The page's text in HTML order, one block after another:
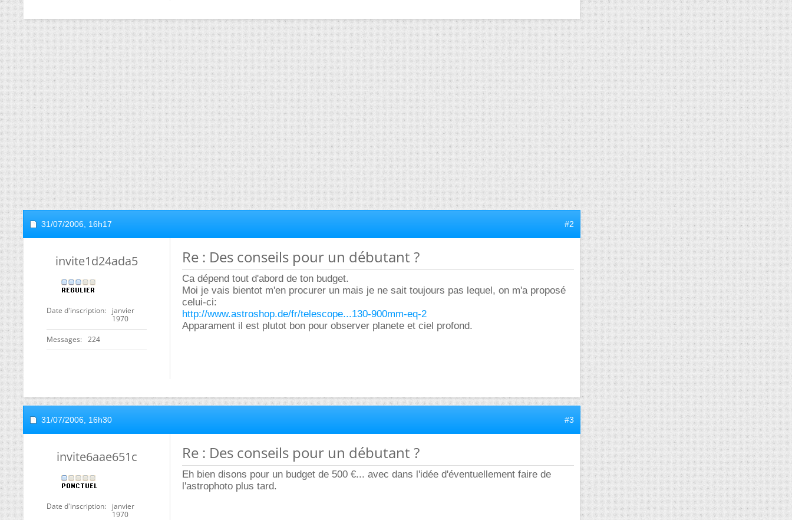
31/07/2006, 16h17 #2
invite1d24ada5
Date d'inscription
janvier
1970
Messages 224
Re : Des conseils pour un débutant ?
Ca dépend tout d'abord de ton budget.
Moi je vais bientot m'en procurer un mais je ne sait toujours pas lequel, on m'a proposé
celui-ci:
http://www.astroshop.de/fr/telescope...130-900mm-eq-2
Apparament il est plutot bon pour observer planete et ciel profond.
31/07/2006, 16h30 #3
invite6aae651c
Date d'inscription
janvier
1970
Re : Des conseils pour un débutant ?
Eh bien disons pour un budget de 500 €... avec dans l'idée d'éventuellement faire de
l'astrophoto plus tard.